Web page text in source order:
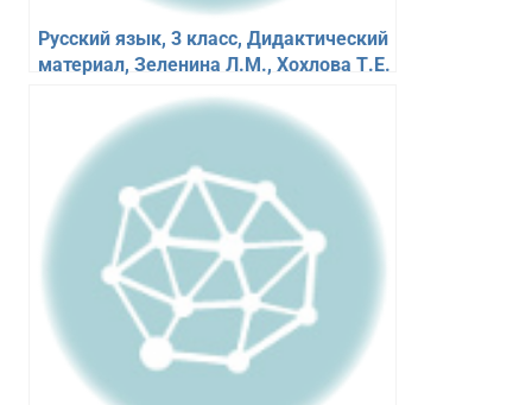
Русский язык, 3 класс, Дидактический
материал, Зеленина Л.М., Хохлова Т.Е.